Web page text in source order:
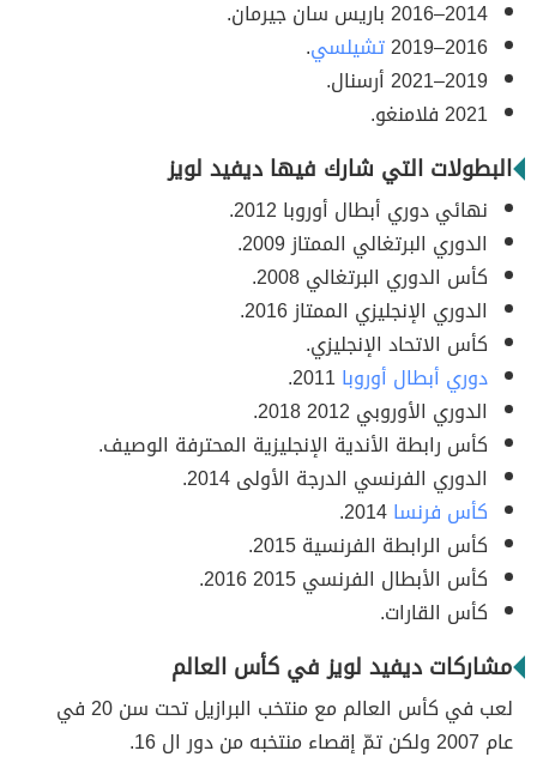
2014–2016
باريس سان جيرمان.
2016–2019
تشيلسي.
2019–2021
أرسنال.
2021 فلامنغو.
البطولات التي شارك فيها ديفيد لويز
نهائي دوري أبطال أوروبا 2012.
الدوري البرتغالي الممتاز 2009.
كأس الدوري البرتغالي 2008.
الدوري الإنجليزي الممتاز 2016.
كأس الاتحاد الإنجليزي.
دوري أبطال أوروبا
الدوري الأوروبي 2012 2018.
كأس رابطة الأندية الإنجليزية المحترفة الوصيف.
الدوري الفرنسي الدرجة الأولى 2014.
كأس فرنسا
كأس الرابطة الفرنسية 2015.
كأس الأبطال الفرنسي 2015 2016.
كأس القارات.
مشاركات ديفيد لويز في كأس العالم
لعب في كأس العالم مع منتخب البرازيل تحت سن 20 في
عام 2007 ولكن تمّ إقصاء منتخبه من دور ال 16.